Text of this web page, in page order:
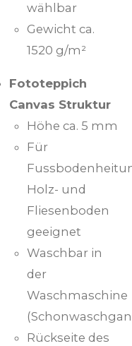
wählbar
Gewicht ca.
1520 g/m²
Fototeppich
Canvas Struktur
Höhe ca. 5 mm
Für
Holz- und
Fliesenboden
geeignet
Waschbar in
der
Waschmaschine
Rückseite des